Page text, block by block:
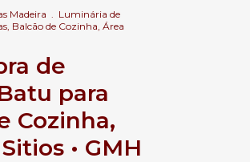
Madeira . Luminária de
Balcão de Cozinha, Área
de
para
Cozinha,
• GMH